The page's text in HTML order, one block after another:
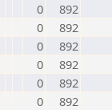
0
892
0
892
0
892
0
892
0
892
0
892